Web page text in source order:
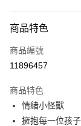
信用卡一次付款
運送方式
宅配
每筆NT$100，滿
商品特色
商品編號
11896457
商品特色
情緒小怪獸
擁抱每一位孩